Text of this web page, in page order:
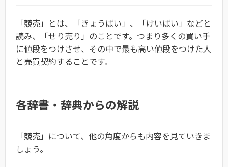
「競売」とは、「きょうばい」、「けいばい」などと
読み、「せり売り」のことです。つまり多くの買い手
に値段をつけさせ、その中で最も高い値段をつけた人
と売買契約することです。
各辞書・辞典からの解説
「競売」について、他の角度からも内容を見ていきま
しょう。